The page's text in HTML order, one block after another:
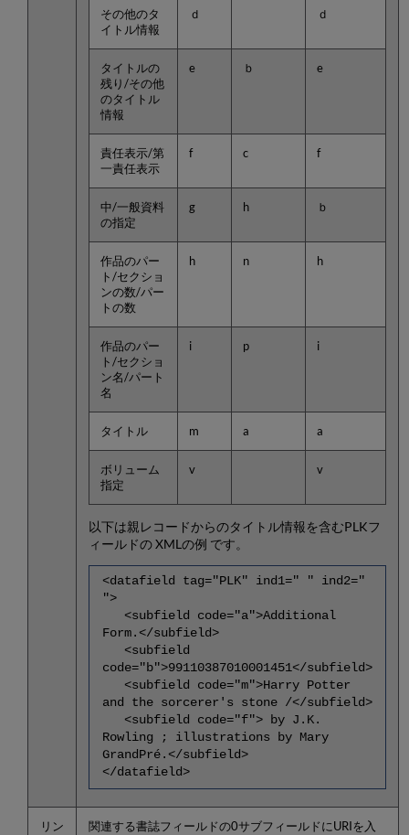
その他のタ
イトル情報
ｄ ｄ
タイトルの
残り/その他
のタイトル
情報
e ｂ e
責任表示/第
一責任表示
f c f
中/一般資料
の指定
g h ｂ
作品のパー
ト/セクショ
ンの数/パー
トの数
h n h
作品のパー
ト/セクショ
ン名/パート
名
i p i
タイトル m a a
ボリューム
指定
v v
以下は親レコードからのタイトル情報を含むPLKフ
ィールドの XMLの例 です。
<datafield tag="PLK" ind1=" " ind2="
">
<subfield code="a">Additional
Form.</subfield>
<subfield
code="b">99110387010001451</subfield>
<subfield code="m">Harry Potter
and the sorcerer's stone /</subfield>
<subfield code="f"> by J.K.
Rowling ; illustrations by Mary
GrandPré.</subfield>
</datafield>
リン
関連する書誌フィールドの0サブフィールドにURIを入